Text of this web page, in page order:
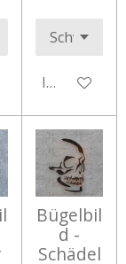
In den
Bügelbil
d -
Schädel